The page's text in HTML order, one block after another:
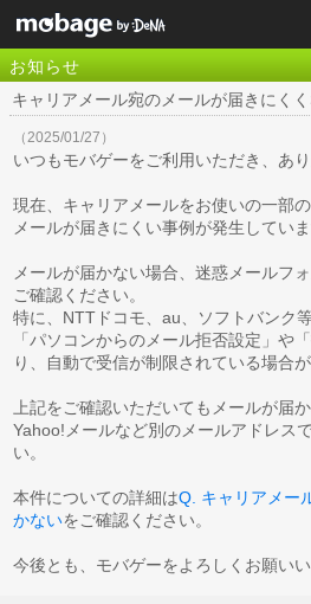
お知らせ
キャリアメール宛のメールが届きにく
（2025/01/27）
いつもモバゲーをご利用いただき、あ
現在、キャリアメールをお使いの一部
メールが届きにくい事例が発生していま
メールが届かない場合、迷惑メールフ
ご確認ください。
特に、NTTドコモ、au、ソフトバンク
「パソコンからのメール拒否設定」や
り、自動で受信が制限されている場合が
上記をご確認いただいてもメールが届
Yahoo!メールなど別のメールアドレス
い。
本件についての詳細はQ. キャリアメー
かないをご確認ください。
今後とも、モバゲーをよろしくお願いい